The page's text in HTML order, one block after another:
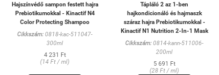
Hajszínvédő sampon festett hajra
Prebiotikumokkal - Kinactif N4
Color Protecting Shampoo
Cikkszám: 0818-kac-511047-
300ml
4 231 Ft
(14 Ft / ml)
Tápláló 2 az 1-ben
hajkondicionáló és hajmaszk
száraz hajra Prebiotikumokkal -
Kinactif N1 Nutrition 2-In-1 Mask
Cikkszám: 0814-kann-511006-
200ml
5 691 Ft
(28 Ft / ml)